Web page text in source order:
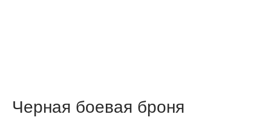
Черная боевая броня